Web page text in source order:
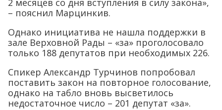
2 месяцев со дня вступления в силу закона»,
– пояснил Марцинкив.
Однако инициатива не нашла поддержки в
зале Верховной Рады – «за» проголосовало
только 188 депутатов при необходимых 226.
Спикер Александр Турчинов попробовал
поставить закон на повторное голосование,
однако на табло вновь высветилось
недостаточное число – 201 депутат «за».